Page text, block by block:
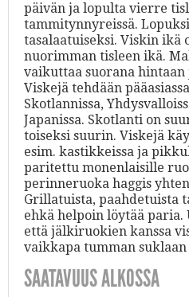
päivän ja lopulta vierre
tammitynnyreissä.
tasalaatuiseksi. Viskin ikä
nuorimman tisleen ikä.
vaikuttaa suorana
Viskejä tehdään
Skotlannissa,
Japanissa. Skotlanti on
toiseksi suurin. Viskejä
esim. kastikkeissa ja
paritettu monenlaisille
perinneruoka haggis
Grillatuista, paahdetuista
ehkä helpoin löytää
että jälkiruokien kanssa
vaikkapa tumman suklaan
SAATAVUUS ALKOSSA